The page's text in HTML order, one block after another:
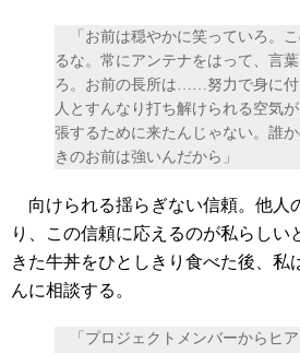
「お前は穏やかに笑っていろ。
るな。常にアンテナをはって、言
ろ。お前の長所は……努力で身に付
人とすんなり打ち解けられる空気
張するために来たんじゃない。誰
きのお前は強いんだから」
向けられる揺らぎない信頼。他人
り、この信頼に応えるのが私らしい
きた牛丼をひとしきり食べた後、私
んに相談する。
「プロジェクトメンバーからヒア